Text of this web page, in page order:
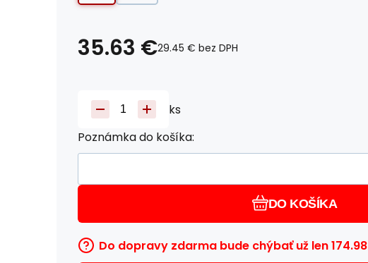
35.63 €29.45 € bez DPH
ks
Poznámka do košíka:
DO KOŠÍKA
Do dopravy zdarma bude chýbať už len174.98